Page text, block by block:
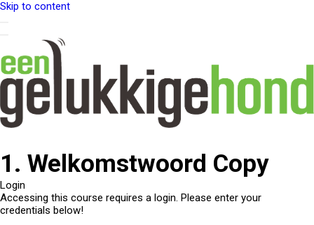
Skip to content
1. Welkomstwoord Copy
Login
Accessing this course requires a login. Please enter your
credentials below!